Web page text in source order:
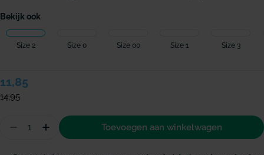
Bekijk ook
Size 2 Size 0 Size 00 Size 1 Size 3
Verkoopprijs
11,85
Normale
prijs
14,95
Hoeveelheid
Aantal verminderen voor Piksters ragers Size 2
Hoeveelheid verhogen voor Piksters ragers
Toevoegen aan winkelwagen